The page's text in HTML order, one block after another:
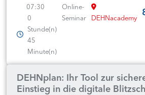
07:30
0
Stunde(n)
45
Minute(n)
Online-
Seminar
DEHNacademy
DEHNplan: Ihr Tool zur
Einstieg in die digitale